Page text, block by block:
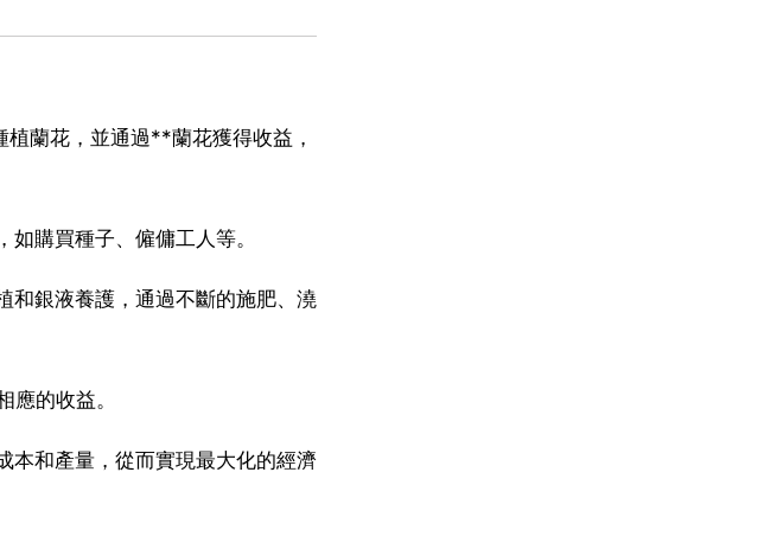
蘭花，並通過**蘭花獲得收益，
購買種子、僱傭工人等。
和銀液養護，通過不斷的施肥、澆
的收益。
本和產量，從而實現最大化的經濟